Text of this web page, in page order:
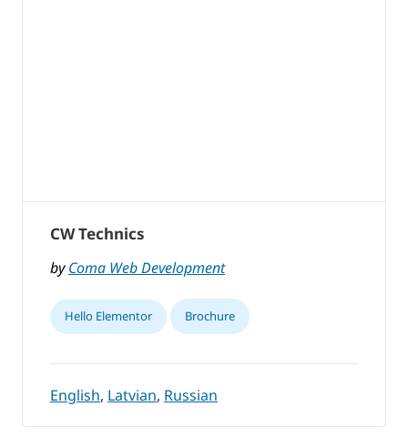
CW Technics
byComa Web Development
Hello Elementor Brochure
English, Latvian, Russian